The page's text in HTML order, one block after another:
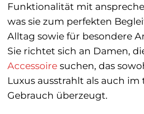
Funktionalität mit
was sie zum perfekten
Alltag sowie für besondere
Sie richtet sich an Damen,
Accessoire suchen, das
Luxus ausstrahlt als auch im
Gebrauch überzeugt.